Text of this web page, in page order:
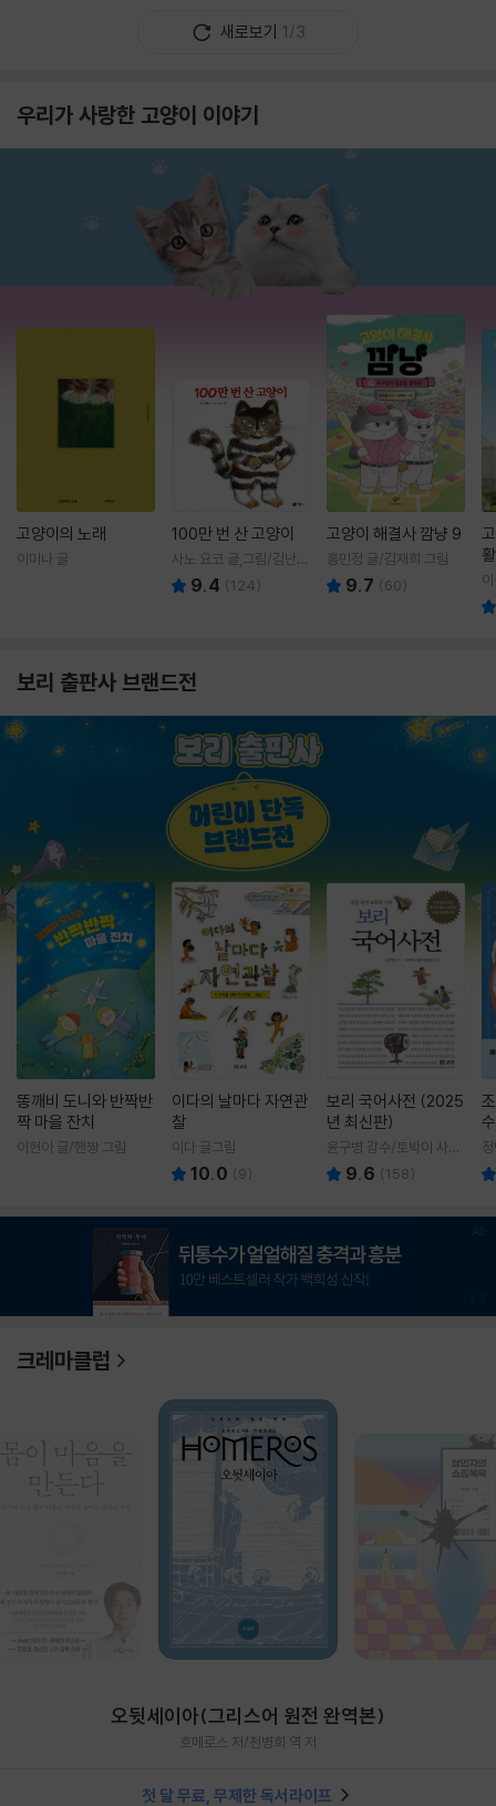
새로보기 1/3
우리가 사랑한 고양이 이야기
고양이의 노래
이미나 글
100만 번 산 고양이
사노 요코 글,그림/김난주
역 9.4 (124)
고양이 해결사 깜냥 9
홍민정 글/김재희 그림
9.7 (60)
보리 출판사 브랜드전
똥깨비 도니와 반짝반
짝 마을 잔치
이현아 글/핸짱 그림
이다의 날마다 자연관
찰
이다 글그림
10.0 (9)
보리 국어사전 (2025
년 최신판)
윤구병 감수/토박이 사전
편찬실 편
9.6 (158)
크레마클럽
오뒷세이아(그리스어 원전 완역본)
호메로스 저/천병희 역 저
첫 달 무료, 무제한 독서라이프